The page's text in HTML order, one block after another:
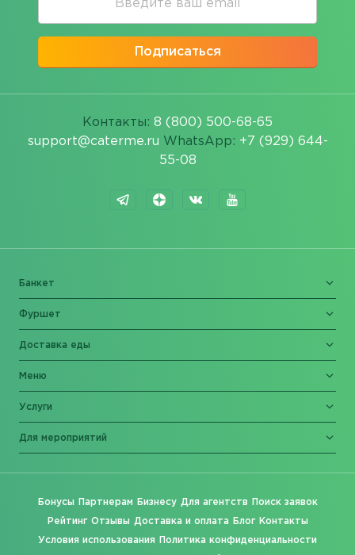
Подписаться
Контакты: 8 (800) 500-68-65
support@caterme.ru WhatsApp: +7 (929) 644-
55-08
Банкет
Фуршет
Доставка еды
Меню
Услуги
Для мероприятий
Бонусы Партнерам Бизнесу Для агентств Поиск заявок
Рейтинг Отзывы Доставка и оплата Блог Контакты
Условия использования Политика конфиденциальности